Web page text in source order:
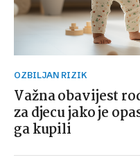
OZBILJAN RIZIK
Važna obavijest
za djecu jako je
ga kupili